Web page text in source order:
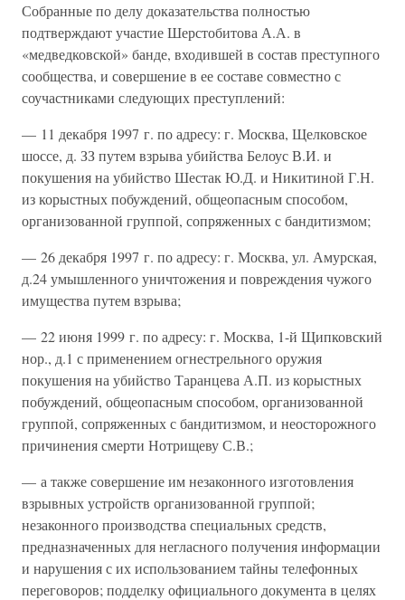
Собранные по делу доказательства полностью
подтверждают участие Шерстобитова А.А. в
«медведковской» банде, входившей в состав преступного
сообщества, и совершение в ее составе совместно с
соучастниками следующих преступлений:
— 11 декабря 1997 г. по адресу: г. Москва, Щелковское
шоссе, д. ЗЗ путем взрыва убийства Белоус В.И. и
покушения на убийство Шестак Ю.Д. и Никитиной Г.Н.
из корыстных побуждений, общеопасным способом,
организованной группой, сопряженных с бандитизмом;
— 26 декабря 1997 г. по адресу: г. Москва, ул. Амурская,
д.24 умышленного уничтожения и повреждения чужого
имущества путем взрыва;
— 22 июня 1999 г. по адресу: г. Москва, 1-й Щипковский
нор., д.1 с применением огнестрельного оружия
покушения на убийство Таранцева А.П. из корыстных
побуждений, общеопасным способом, организованной
группой, сопряженных с бандитизмом, и неосторожного
причинения смерти Нотрищеву С.В.;
— а также совершение им незаконного изготовления
взрывных устройств организованной группой;
незаконного производства специальных средств,
предназначенных для негласного получения информации
и нарушения с их использованием тайны телефонных
переговоров; подделку официального документа в целях